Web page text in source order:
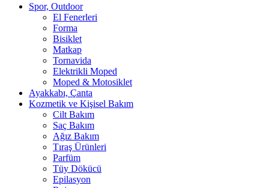
Spor, Outdoor
El Fenerleri
Forma
Bisiklet
Matkap
Tornavida
Elektrikli Moped
Moped & Motosiklet
Ayakkabı, Çanta
Kozmetik ve Kişisel Bakım
Cilt Bakım
Saç Bakım
Ağız Bakım
Tıraş Ürünleri
Parfüm
Tüy Dökücü
Epilasyon